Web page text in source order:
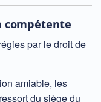
par le droit de
amiable, les
du siège du